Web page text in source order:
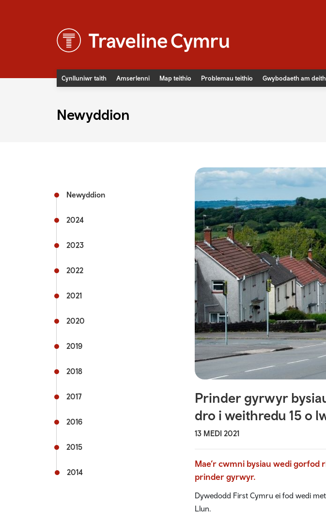
Cynlluniwr taith Amserlenni Map teithio Problemau teithio Gwybodaeth am
Diogelwch ar y rheilffyrdd
Dolenni cyswllt defnyddiol
Newyddion
Newyddion
2024
2023
2022
2021
2020
2019
2018
2017
2016
2015
2014
Prinder gyrwyr
dro i weithredu 15 o
13 MEDI 2021
Mae’r cwmni bysiau wedi gorfod
prinder gyrwyr.
Dywedodd First Cymru ei fod wedi
Llun.